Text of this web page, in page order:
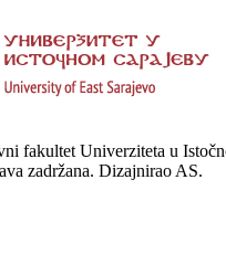
fakultet Univerziteta u
zadržana. Dizajnirao AS.